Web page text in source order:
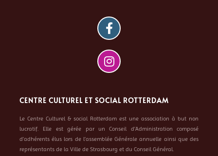
CENTRE CULTUREL ET SOCIAL ROTTERDAM
Le Centre Culturel & social Rotterdam est une association à but non
lucratif. Elle est gérée par un Conseil d’Administration composé
d’adhérents élus lors de l’assemblée Générale annuelle ainsi que des
représentants de la Ville de Strasbourg et du Conseil Général.